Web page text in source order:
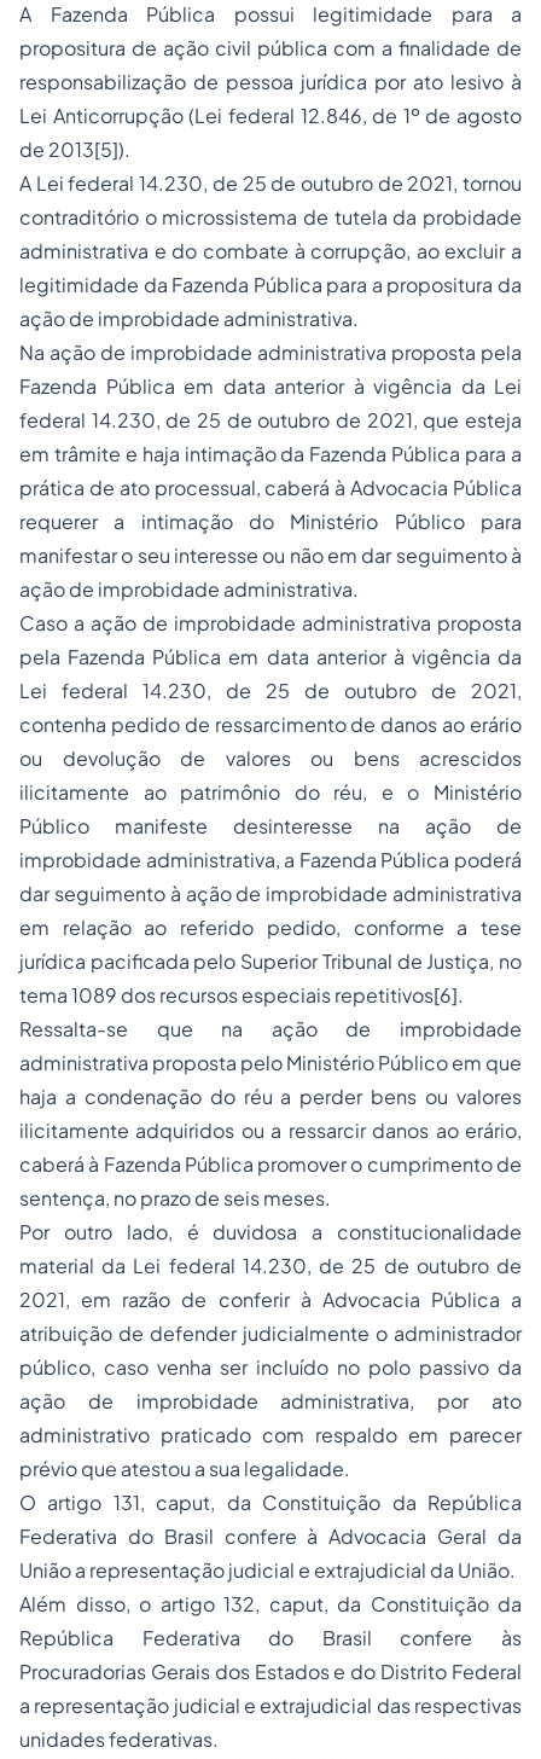
A Fazenda Pública possui legitimidade para a
propositura de ação civil pública com a finalidade de
responsabilização de pessoa jurídica por ato lesivo à
Lei Anticorrupção (Lei federal 12.846, de 1º de agosto
de 2013[5]).
A Lei federal 14.230, de 25 de outubro de 2021, tornou
contraditório o microssistema de tutela da probidade
administrativa e do combate à corrupção, ao excluir a
legitimidade da Fazenda Pública para a propositura da
ação de improbidade administrativa.
Na ação de improbidade administrativa proposta pela
Fazenda Pública em data anterior à vigência da Lei
federal 14.230, de 25 de outubro de 2021, que esteja
em trâmite e haja intimação da Fazenda Pública para a
prática de ato processual, caberá à Advocacia Pública
requerer a intimação do Ministério Público para
manifestar o seu interesse ou não em dar seguimento à
ação de improbidade administrativa.
Caso a ação de improbidade administrativa proposta
pela Fazenda Pública em data anterior à vigência da
Lei federal 14.230, de 25 de outubro de 2021,
contenha pedido de ressarcimento de danos ao erário
ou devolução de valores ou bens acrescidos
ilicitamente ao patrimônio do réu, e o Ministério
Público manifeste desinteresse na ação de
improbidade administrativa, a Fazenda Pública poderá
dar seguimento à ação de improbidade administrativa
em relação ao referido pedido, conforme a tese
jurídica pacificada pelo Superior Tribunal de Justiça, no
tema 1089 dos recursos especiais repetitivos[6].
Ressalta-se que na ação de improbidade
administrativa proposta pelo Ministério Público em que
haja a condenação do réu a perder bens ou valores
ilicitamente adquiridos ou a ressarcir danos ao erário,
caberá à Fazenda Pública promover o cumprimento de
sentença, no prazo de seis meses.
Por outro lado, é duvidosa a constitucionalidade
material da Lei federal 14.230, de 25 de outubro de
2021, em razão de conferir à Advocacia Pública a
atribuição de defender judicialmente o administrador
público, caso venha ser incluído no polo passivo da
ação de improbidade administrativa, por ato
administrativo praticado com respaldo em parecer
prévio que atestou a sua legalidade.
O artigo 131, caput, da Constituição da República
Federativa do Brasil confere à Advocacia Geral da
União a representação judicial e extrajudicial da União.
Além disso, o artigo 132, caput, da Constituição da
República Federativa do Brasil confere às
Procuradorias Gerais dos Estados e do Distrito Federal
a representação judicial e extrajudicial das respectivas
unidades federativas.